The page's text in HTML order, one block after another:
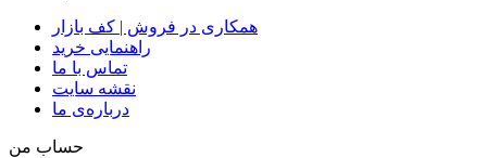
همکاری در فروش | کف بازار
راهنمایی خرید
تماس با ما
نقشه سایت
درباره‌ی ما
حساب من